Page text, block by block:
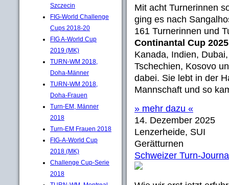
Szczecin
FIG-World Challenge
Cups 2018-20
FIG A-World Cup
2019 (MK)
TURN-WM 2018,
Doha-Männer
TURN-WM 2018,
Doha-Frauen
Turn-EM, Männer
2018
Turn-EM Frauen 2018
FIG-A-World Cup
2018 (MK)
Challenge Cup-Serie
2018
Mit acht Turnerinnen
ging es nach
161 Turnerinnen und
Continantal Cup
Kanada, Indien,
Tschechien, Kosovo
dabei. Sie lebt in der
Mannschaft und so
» mehr dazu «
14. Dezember 2025
Lenzerheide, SUI
Gerätturnen
Schweizer Turn-